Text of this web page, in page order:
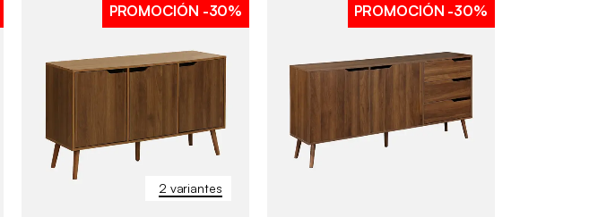
2 variantes
PROMOCIÓN -30% PROMOCIÓN -30%